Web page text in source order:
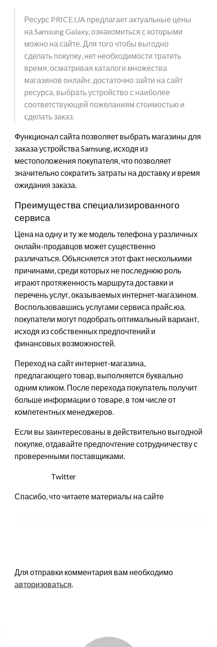
Ресурс PRICE.UA предлагает актуальные цены
на Samsung Galaxy, ознакомиться с которыми
можно на сайте. Для того чтобы выгодно
сделать покупку, нет необходимости тратить
время, осматривая каталоги множества
магазинов онлайн: достаточно зайти на сайт
ресурса, выбрать устройство с наиболее
соответствующей пожеланиям стоимостью и
сделать заказ.
Функционал сайта позволяет выбрать магазины для
заказа устройства Samsung, исходя из
местоположения покупателя, что позволяет
значительно сократить затраты на доставку и время
ожидания заказа.
Преимущества специализированного
сервиса
Цена на одну и ту же модель телефона у различных
онлайн-продавцов может существенно
различаться. Объясняется этот факт несколькими
причинами, среди которых не последнюю роль
играют протяженность маршрута доставки и
перечень услуг, оказываемых интернет-магазином.
Воспользовавшись услугами сервиса прайс.юа.
покупатели могут подобрать оптимальный вариант,
исходя из собственных предпочтений и
финансовых возможностей.
Переход на сайт интернет-магазина,
предлагающего товар, выполняется буквально
одним кликом. После перехода покупатель получит
больше информации о товаре, в том числе от
компетентных менеджеров.
Если вы заинтересованы в действительно выгодной
покупке, отдавайте предпочтение сотрудничеству с
проверенными поставщиками.
Twitter
Спасибо, что читаете материалы на сайте
Для отправки комментария вам необходимо
авторизоваться